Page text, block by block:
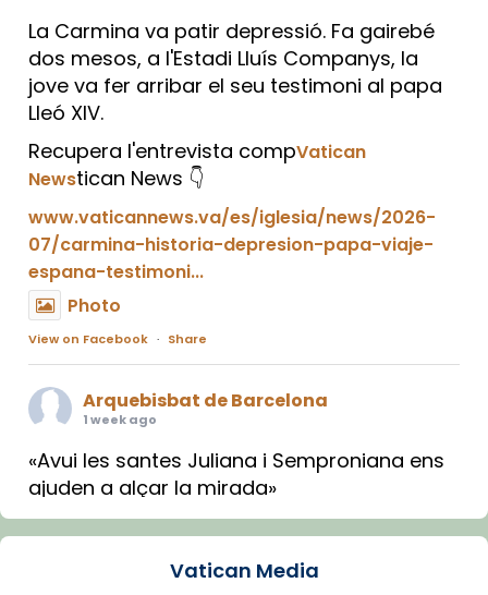
La Carmina va patir depressió. Fa gairebé
dos mesos, a l'Estadi Lluís Companys, la
jove va fer arribar el seu testimoni al papa
Lleó XIV.
Recupera l'entrevista compVatican
Newstican News 👇
www.vaticannews.va/es/iglesia/news/2026-
07/carmina-historia-depresion-papa-viaje-
espana-testimoni...
Photo
View on Facebook · Share
Arquebisbat de Barcelona
1 week ago
«Avui les santes Juliana i Semproniana ens
ajuden a alçar la mirada»
Mons. Sergi Gordo, bisbe de Tortosa, ha
Santes de Mataró.Vatican Media